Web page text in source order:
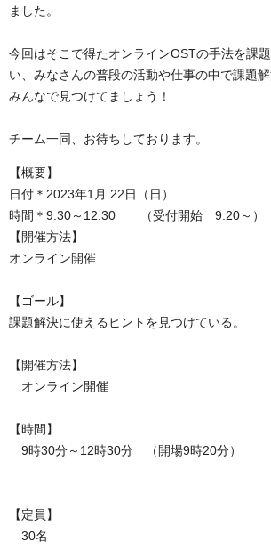
ました。
今回はそこで得たオンラインOSTの手法を課
い、みなさんの普段の活動や仕事の中で課題
みんなで見つけてましょう！
チーム一同、お待ちしております。
【概要】
日付＊2023年1月 22日（日）
時間＊9:30～12:30 （受付開始 9:20～）（
【開催方法】
オンライン開催
【ゴール】
課題解決に使えるヒントを見つけている。
【開催方法】
オンライン開催
【時間】
9時30分～12時30分 （開場9時20分）
【定員】
30名